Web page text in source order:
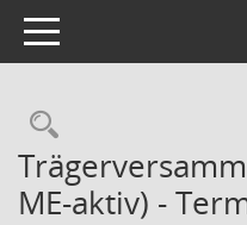
Toggle navigation
ME-aktiv) -